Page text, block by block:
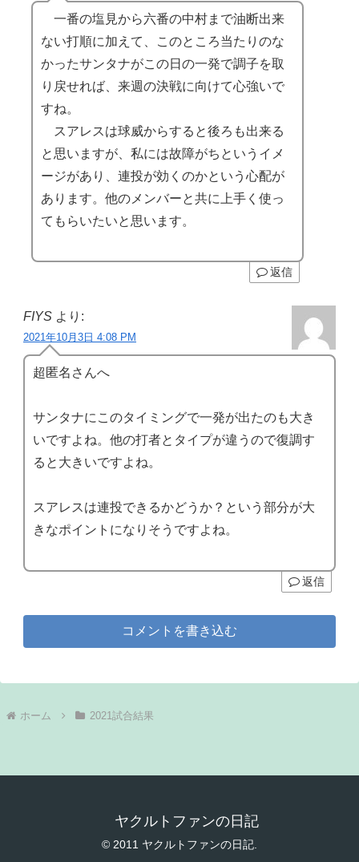
一番の塩見から六番の中村まで油断出来
ない打順に加えて、このところ当たりのな
かったサンタナがこの日の一発で調子を取
り戻せれば、来週の決戦に向けて心強いで
すね。
スアレスは球威からすると後ろも出来る
と思いますが、私には故障がちというイメ
ージがあり、連投が効くのかという心配が
あります。他のメンバーと共に上手く使っ
てもらいたいと思います。
返信
FIYS より:
2021年10月3日 4:08 PM
超匿名さんへ
サンタナにこのタイミングで一発が出たのも大き
いですよね。他の打者とタイプが違うので復調す
ると大きいですよね。
スアレスは連投できるかどうか？という部分が大
きなポイントになりそうですよね。
返信
コメントを書き込む
ホーム 2021試合結果
ヤクルトファンの日記
© 2011 ヤクルトファンの日記.